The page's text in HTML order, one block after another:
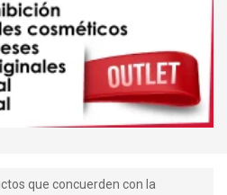
que concuerden con la